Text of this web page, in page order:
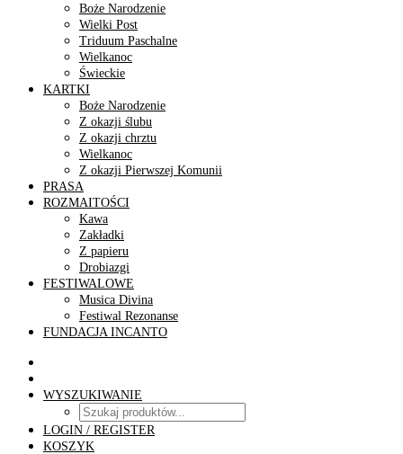
Boże Narodzenie
Wielki Post
Triduum Paschalne
Wielkanoc
Świeckie
KARTKI
Boże Narodzenie
Z okazji ślubu
Z okazji chrztu
Wielkanoc
Z okazji Pierwszej Komunii
PRASA
ROZMAITOŚCI
Kawa
Zakładki
Z papieru
Drobiazgi
FESTIWALOWE
Musica Divina
Festiwal Rezonanse
FUNDACJA INCANTO
WYSZUKIWANIE
LOGIN / REGISTER
KOSZYK